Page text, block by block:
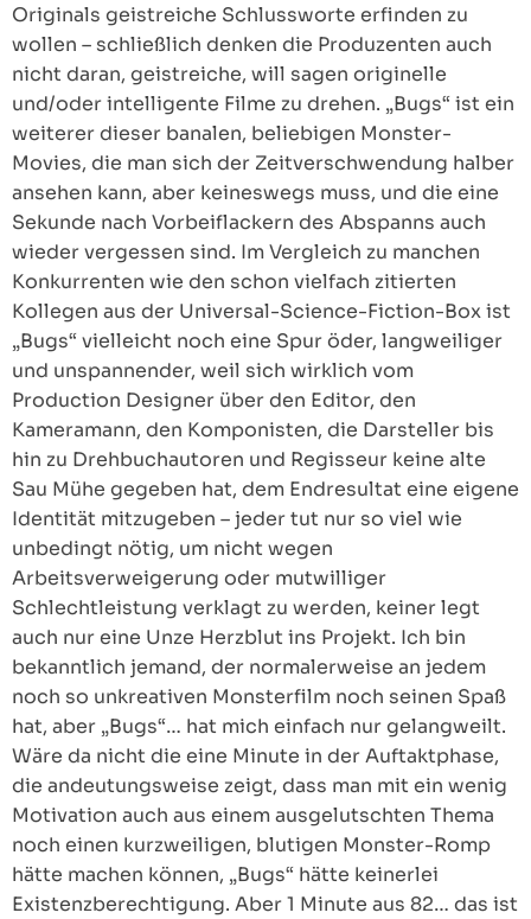
Originals geistreiche Schlussworte erfinden zu
wollen – schließlich denken die Produzenten auch
nicht daran, geistreiche, will sagen originelle
und/oder intelligente Filme zu drehen. „Bugs“ ist ein
weiterer dieser banalen, beliebigen Monster-
Movies, die man sich der Zeitverschwendung halber
ansehen kann, aber keineswegs muss, und die eine
Sekunde nach Vorbeiflackern des Abspanns auch
wieder vergessen sind. Im Vergleich zu manchen
Konkurrenten wie den schon vielfach zitierten
Kollegen aus der Universal-Science-Fiction-Box ist
„Bugs“ vielleicht noch eine Spur öder, langweiliger
und unspannender, weil sich wirklich vom
Production Designer über den Editor, den
Kameramann, den Komponisten, die Darsteller bis
hin zu Drehbuchautoren und Regisseur keine alte
Sau Mühe gegeben hat, dem Endresultat eine eigene
Identität mitzugeben – jeder tut nur so viel wie
unbedingt nötig, um nicht wegen
Arbeitsverweigerung oder mutwilliger
Schlechtleistung verklagt zu werden, keiner legt
auch nur eine Unze Herzblut ins Projekt. Ich bin
bekanntlich jemand, der normalerweise an jedem
noch so unkreativen Monsterfilm noch seinen Spaß
hat, aber „Bugs“… hat mich einfach nur gelangweilt.
Wäre da nicht die eine Minute in der Auftaktphase,
die andeutungsweise zeigt, dass man mit ein wenig
Motivation auch aus einem ausgelutschten Thema
noch einen kurzweiligen, blutigen Monster-Romp
hätte machen können, „Bugs“ hätte keinerlei
Existenzberechtigung. Aber 1 Minute aus 82… das ist